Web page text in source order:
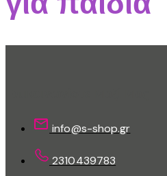
info@s-shop.gr
2310439783